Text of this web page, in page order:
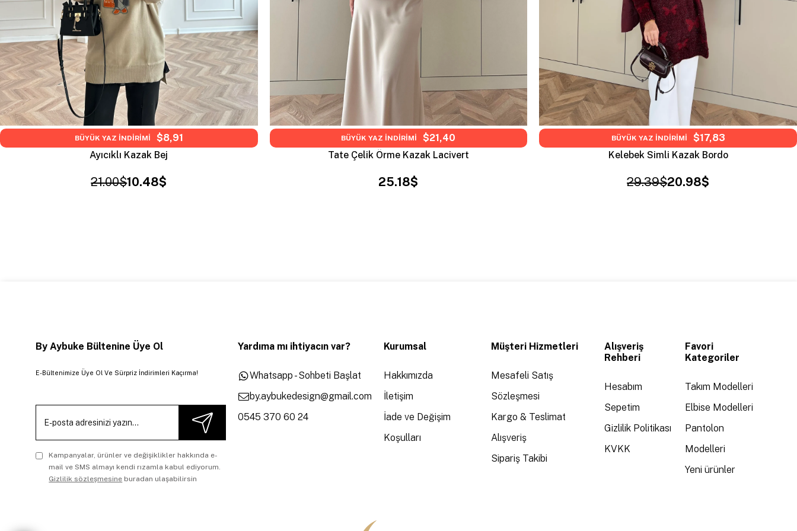
Ayıcıklı Kazak Bej
10.48$
21.00$
BÜYÜK YAZ İNDİRİMİ
$8,91
Tate Çelik Örme Kazak Lacivert
25.18$
BÜYÜK YAZ İNDİRİMİ
$21,40
Kelebek Simli Kazak Bordo
20.98$
29.39$
BÜYÜK YAZ İNDİRİMİ $17,83
By Aybuke Bültenine Üye Ol
E-Bültenimize Üye Ol Ve Sürpriz İndirimleri Kaçırma!
Kampanyalar, ürünler ve değişiklikler hakkında e-
mail ve SMS almayı kendi rızamla kabul ediyorum.
Gizlilik sözleşmesine buradan ulaşabilirsin
Yardıma mı ihtiyacın var?
Whatsapp - Sohbeti Başlat
by.aybukedesign@gmail.com
0545 370 60 24
Kurumsal
Hakkımızda
İletişim
İade ve Değişim
Koşulları
Müşteri Hizmetleri
Mesafeli Satış
Sözleşmesi
Kargo & Teslimat
Alışveriş
Sipariş Takibi
Alışveriş
Rehberi
Hesabım
Sepetim
Gizlilik Politikası
KVKK
Favori
Kategoriler
Takım Modelleri
Elbise Modelleri
Pantolon
Modelleri
Yeni ürünler